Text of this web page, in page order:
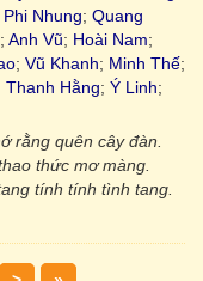
Phi Nhung; Quang
; Anh Vũ; Hoài Nam;
; Vũ Khanh; Minh Thế;
Thanh Hằng; Ý Linh;
rằng quên cây đàn.
thức mơ màng.
tính tính tình tang.